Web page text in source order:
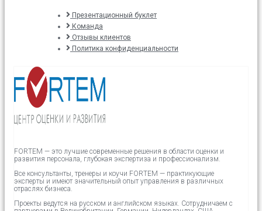
Презентационный буклет
Команда
Отзывы клиентов
Политика конфиденциальности
FORTEM — это лучшие современные решения в области оценки и
развития персонала, глубокая экспертиза и профессионализм.
Все консультанты, тренеры и коучи FORTEM — практикующие
эксперты и имеют значительный опыт управления в различных
отраслях бизнеса.
Проекты ведутся на русском и английском языках. Сотрудничаем с